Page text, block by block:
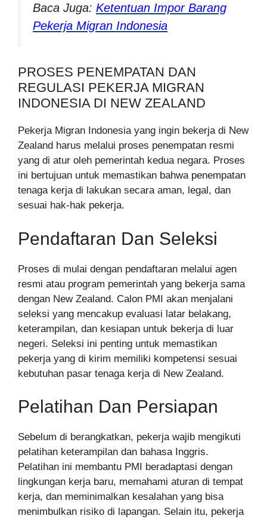
Baca Juga: Ketentuan Impor Barang
Pekerja Migran Indonesia
PROSES PENEMPATAN DAN
REGULASI PEKERJA MIGRAN
INDONESIA DI NEW ZEALAND
Pekerja Migran Indonesia yang ingin bekerja di New
Zealand harus melalui proses penempatan resmi
yang di atur oleh pemerintah kedua negara. Proses
ini bertujuan untuk memastikan bahwa penempatan
tenaga kerja di lakukan secara aman, legal, dan
sesuai hak-hak pekerja.
Pendaftaran Dan Seleksi
Proses di mulai dengan pendaftaran melalui agen
resmi atau program pemerintah yang bekerja sama
dengan New Zealand. Calon PMI akan menjalani
seleksi yang mencakup evaluasi latar belakang,
keterampilan, dan kesiapan untuk bekerja di luar
negeri. Seleksi ini penting untuk memastikan
pekerja yang di kirim memiliki kompetensi sesuai
kebutuhan pasar tenaga kerja di New Zealand.
Pelatihan Dan Persiapan
Sebelum di berangkatkan, pekerja wajib mengikuti
pelatihan keterampilan dan bahasa Inggris.
Pelatihan ini membantu PMI beradaptasi dengan
lingkungan kerja baru, memahami aturan di tempat
kerja, dan meminimalkan kesalahan yang bisa
menimbulkan risiko di lapangan. Selain itu, pekerja